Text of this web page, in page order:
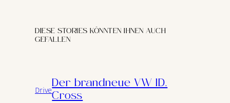
DIESE STORIES KÖNNTEN IHNEN AUCH
GEFALLEN
Drive
Der brandneue VW ID.
Cross